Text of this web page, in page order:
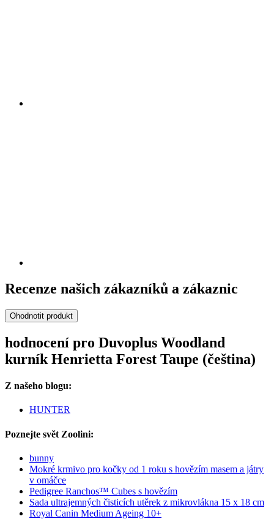
Recenze našich zákazníků a zákaznic
Ohodnotit produkt
hodnocení pro Duvoplus Woodland
kurník Henrietta Forest Taupe (čeština)
Z našeho blogu:
HUNTER
Poznejte svět Zoolini:
bunny
Mokré krmivo pro kočky od 1 roku s hovězím masem a játry
v omáčce
Pedigree Ranchos™ Cubes s hovězím
Sada ultrajemných čisticích utěrek z mikrovlákna 15 x 18 cm
Royal Canin Medium Ageing 10+